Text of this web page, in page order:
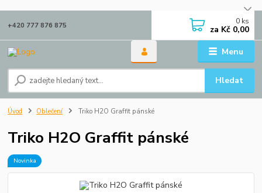
Menu
Hledat
+420 777 876 875 0 ks
za Kč 0,00
Úvod Oblečení Triko H2O Graffit pánské
Triko H2O Graffit pánské
Novinka